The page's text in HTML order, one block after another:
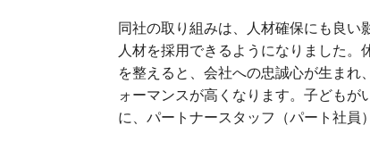
同社の取り組みは、人材確保にも良
人材を採用できるようになりました
を整えると、会社への忠誠心が生まれ
ォーマンスが高くなります。子ども
に、パートナースタッフ（パート社員